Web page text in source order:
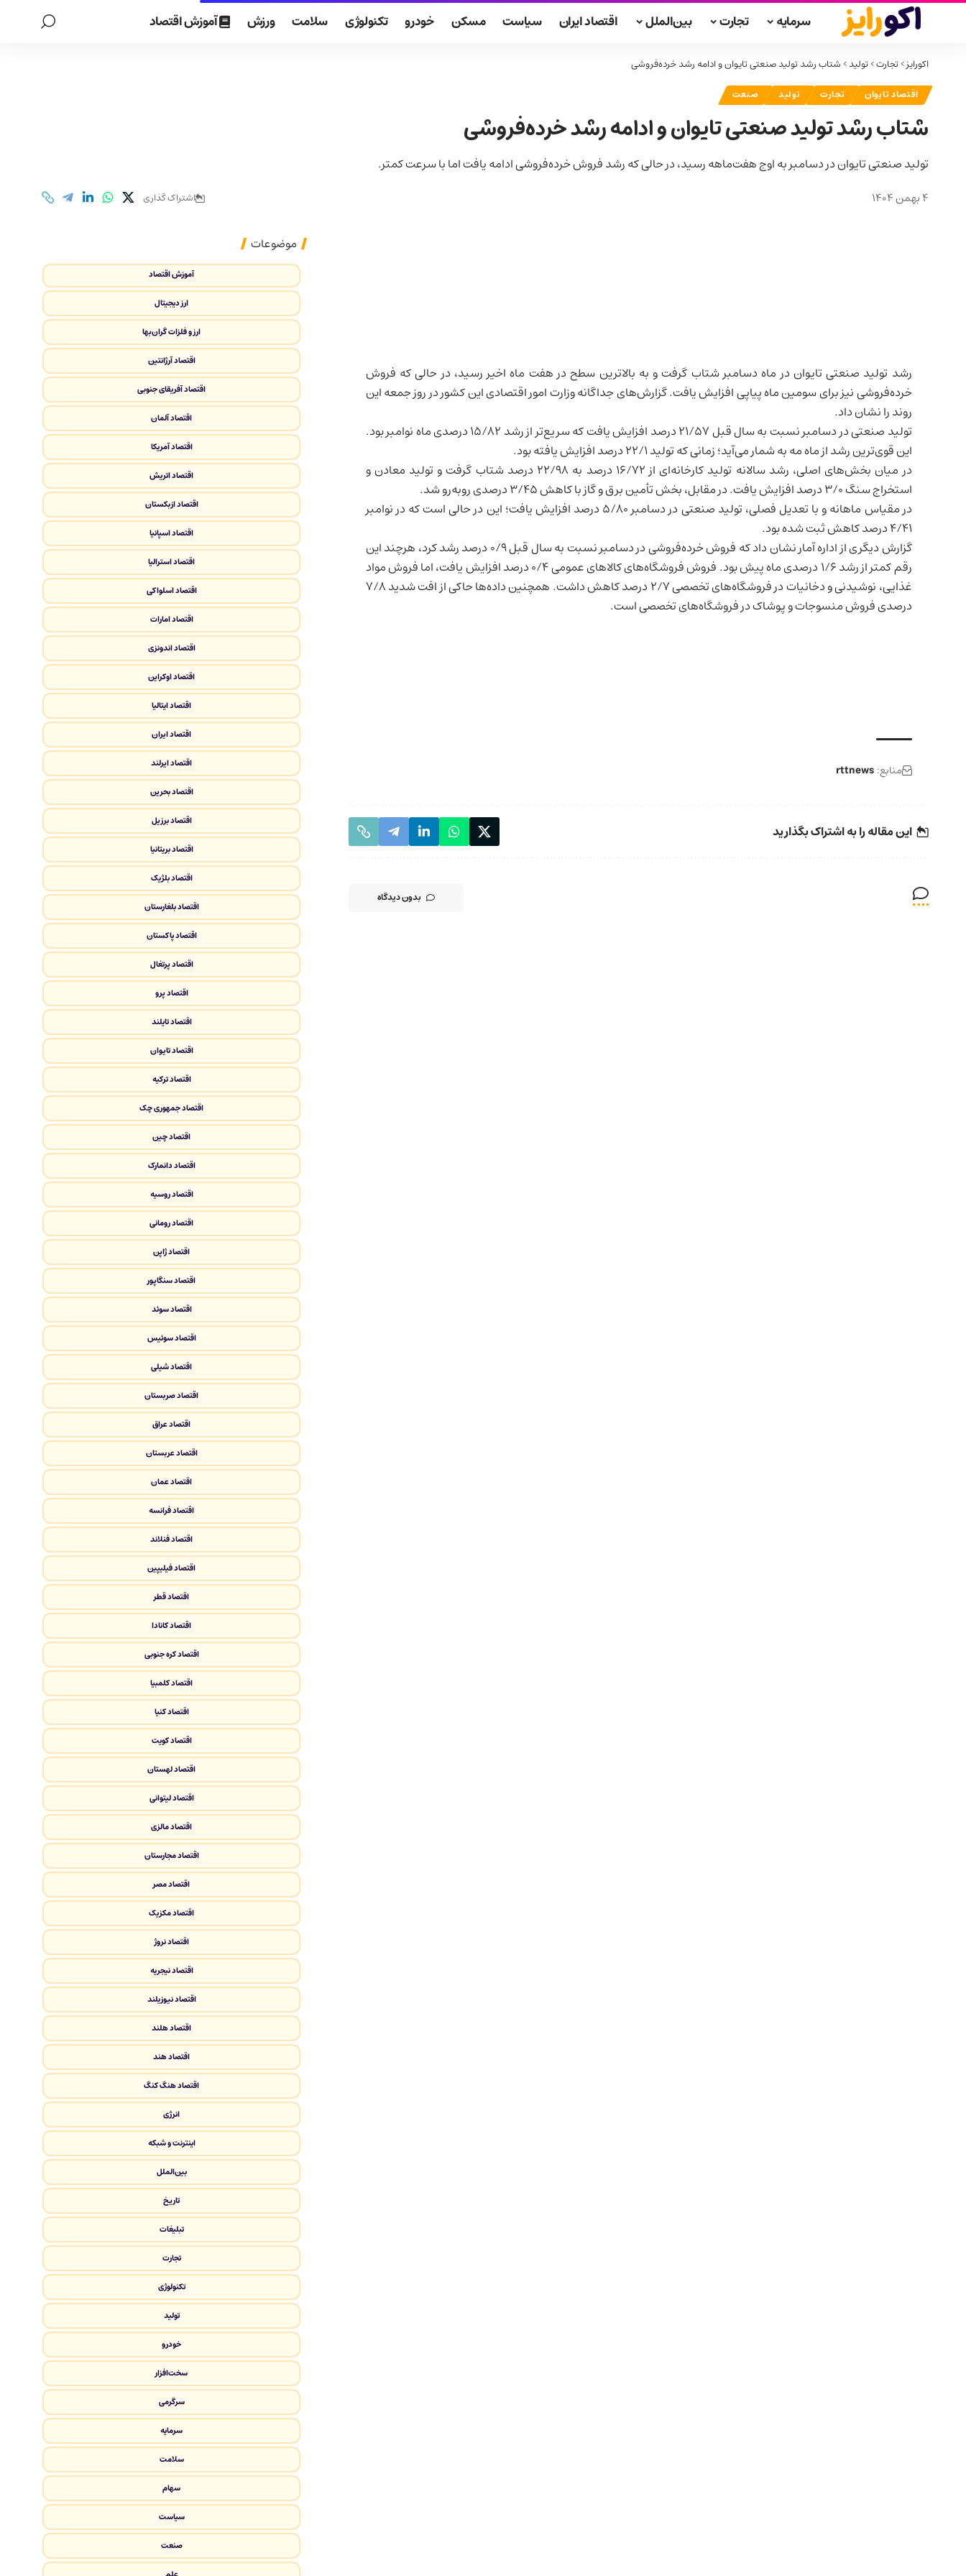
سرمایه تجارت بین‌الملل اقتصاد ایران سیاست مسکن خودرو تکنولوژی سلامت ورزش آموزش اقتصاد
اکورایز>تجارت>تولید>شتاب رشد تولید صنعتی تایوان و ادامه رشد خرده‌فروشی
اقتصاد تایوان تجارت تولید صنعت
شتاب رشد تولید صنعتی تایوان و ادامه رشد خرده‌فروشی
تولید صنعتی تایوان در دسامبر به اوج هفت‌ماهه رسید، در حالی که رشد فروش خرده‌فروشی ادامه یافت اما با سرعت کمتر.
4 بهمن 1404 اشتراک گذاری
رشد تولید صنعتی تایوان در ماه دسامبر شتاب گرفت و به بالاترین سطح در هفت ماه اخیر رسید، در حالی که فروش
خرده‌فروشینیز برای سومین ماه پیاپی افزایش یافت. گزارش‌های جداگانه وزارت امور اقتصادی این کشور در روز جمعه این
روند را نشان داد.
تولید صنعتی در دسامبر نسبت به سال قبل ۲۱/۵۷ درصد افزایش یافت که سریع‌تر از رشد ۱۵/۸۲ درصدی ماه نوامبر بود.
این قوی‌ترین رشد از ماه مه به شمار می‌آید؛ زمانی که تولید ۲۲/۱ درصد افزایش یافته بود.
در میان بخش‌های اصلی، رشد سالانه تولید کارخانه‌ای از ۱۶/۷۲ درصد به ۲۲/۹۸ درصد شتاب گرفت و تولید معادن و
استخراج سنگ ۳/۰ درصد افزایش یافت. در مقابل، بخش تأمین برق و گاز با کاهش ۳/۴۵ درصدی روبه‌رو شد.
در مقیاس ماهانه و با تعدیل فصلی، تولید صنعتی در دسامبر ۵/۸۰ درصد افزایش یافت؛ این در حالی است که در نوامبر
۴/۴۱ درصد کاهش ثبت شده بود.
گزارش دیگری از اداره آمار نشان داد که فروش خرده‌فروشی در دسامبر نسبت به سال قبل ۰/۹ درصد رشد کرد، هرچند این
رقم کمتر از رشد ۱/۶ درصدی ماه پیش بود. فروش فروشگاه‌های کالاهای عمومی ۰/۴ درصد افزایش یافت، اما فروش مواد
غذایی، نوشیدنی و دخانیات در فروشگاه‌های تخصصی ۲/۷ درصد کاهش داشت. همچنین داده‌ها حاکی از افت شدید ۷/۸
درصدی فروش منسوجات و پوشاک در فروشگاه‌های تخصصی است.
منابع: rttnews
این مقاله را به اشتراک بگذارید
بدون دیدگاه
موضوعات
آموزش اقتصاد
ارز دیجیتال
ارز و فلزات گران‌بها
اقتصاد آرژانتین
اقتصاد آفریقای جنوبی
اقتصاد آلمان
اقتصاد آمریکا
اقتصاد اتریش
اقتصاد ازبکستان
اقتصاد اسپانیا
اقتصاد استرالیا
اقتصاد اسلواکی
اقتصاد امارات
اقتصاد اندونزی
اقتصاد اوکراین
اقتصاد ایتالیا
اقتصاد ایران
اقتصاد ایرلند
اقتصاد بحرین
اقتصاد برزیل
اقتصاد بریتانیا
اقتصاد بلژیک
اقتصاد بلغارستان
اقتصاد پاکستان
اقتصاد پرتغال
اقتصاد پرو
اقتصاد تایلند
اقتصاد تایوان
اقتصاد ترکیه
اقتصاد جمهوری چک
اقتصاد چین
اقتصاد دانمارک
اقتصاد روسیه
اقتصاد رومانی
اقتصاد ژاپن
اقتصاد سنگاپور
اقتصاد سوئد
اقتصاد سوئیس
اقتصاد شیلی
اقتصاد صربستان
اقتصاد عراق
اقتصاد عربستان
اقتصاد عمان
اقتصاد فرانسه
اقتصاد فنلاند
اقتصاد فیلیپین
اقتصاد قطر
اقتصاد کانادا
اقتصاد کره جنوبی
اقتصاد کلمبیا
اقتصاد کنیا
اقتصاد کویت
اقتصاد لهستان
اقتصاد لیتوانی
اقتصاد مالزی
اقتصاد مجارستان
اقتصاد مصر
اقتصاد مکزیک
اقتصاد نروژ
اقتصاد نیجریه
اقتصاد نیوزیلند
اقتصاد هلند
اقتصاد هند
اقتصاد هنگ کنگ
انرژی
اینترنت و شبکه
بین‌الملل
تاریخ
تبلیغات
تجارت
تکنولوژی
تولید
خودرو
سخت‌افزار
سرگرمی
سرمایه
سلامت
سهام
سیاست
صنعت